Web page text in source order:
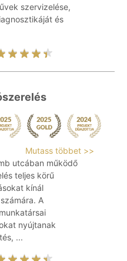
szervizelése,
és
Mutass többet >>
utcában működő
teljes körű
kínál
A
nyújtanak
...